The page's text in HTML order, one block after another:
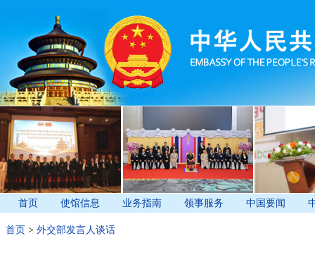
首页 使馆信息 业务指南 领事服务 中国要闻
首页 > 外交部发言人谈话